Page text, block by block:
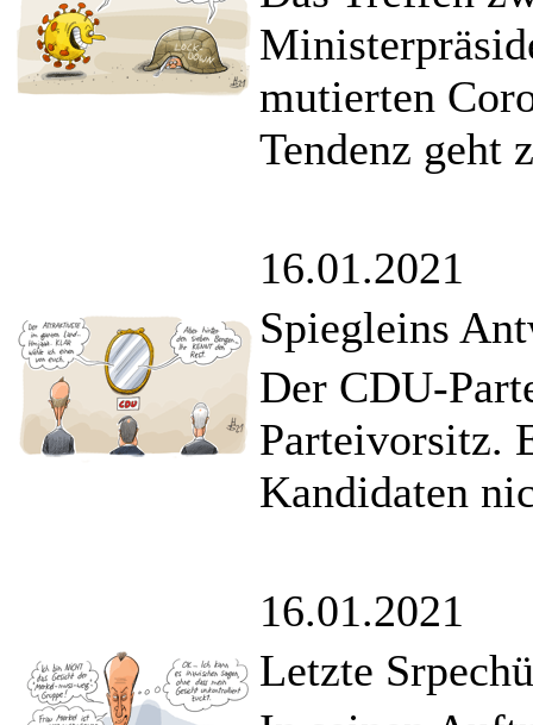
mutierten
Tendenz geht
16.01.2021
Spiegleins
Der CDU-
Parteivorsitz.
Kandidaten
16.01.2021
Letzte